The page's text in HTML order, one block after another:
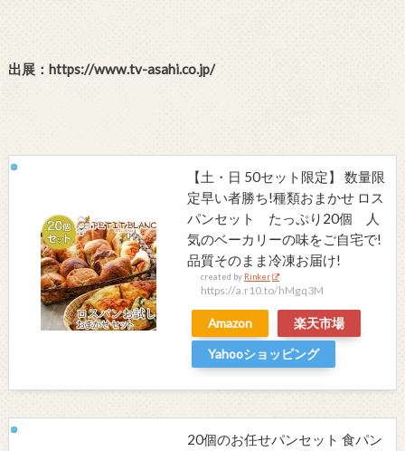
出展：https://www.tv-asahi.co.jp/
【土・日 50セット限定】 数量限
定早い者勝ち!種類おまかせ ロス
パンセット たっぷり20個 人
気のベーカリーの味をご自宅で!
品質そのまま冷凍お届け!
created by Rinker
https://a.r10.to/hMgq3M
Amazon
楽天市場
Yahooショッピング
20個のお任せパンセット 食パン